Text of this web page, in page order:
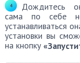
Дождитесь
сама по себе
устанавливаться
установки вы
на кнопку